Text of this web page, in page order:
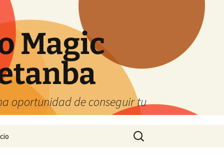
Magic
oportunidad de conseguir tu
Buscar: